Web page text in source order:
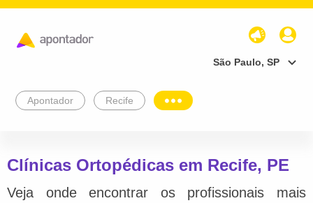
São Paulo, SP
Apontador Recife
Clínicas Ortopédicas em Recife, PE
Veja onde encontrar os profissionais mais